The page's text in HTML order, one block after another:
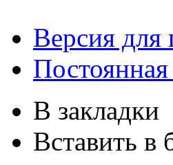
Версия для
В закладки
Вставить в